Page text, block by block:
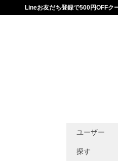
Lineお友だち登録で500円OFFク
ユーザー
探す